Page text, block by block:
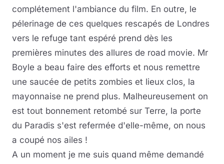
complétement l'ambiance du film. En outre, le
pélerinage de ces quelques rescapés de Londres
vers le refuge tant espéré prend dès les
premières minutes des allures de road movie. Mr
Boyle a beau faire des efforts et nous remettre
une saucée de petits zombies et lieux clos, la
mayonnaise ne prend plus. Malheureusement on
est tout bonnement retombé sur Terre, la porte
du Paradis s'est refermée d'elle-même, on nous
a coupé nos ailes !
A un moment je me suis quand même demandé